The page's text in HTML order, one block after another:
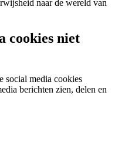
naar de wereld van
cookies niet
social media cookies
berichten zien, delen en